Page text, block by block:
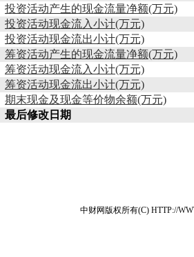
投资活动产生的现金流量净额(万元)
投资活动现金流入小计(万元)
投资活动现金流出小计(万元)
筹资活动产生的现金流量净额(万元)
筹资活动现金流入小计(万元)
筹资活动现金流出小计(万元)
期末现金及现金等价物余额(万元)
最后修改日期
中财网版权所有(C) HTTP://